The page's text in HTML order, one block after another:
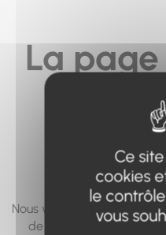
La
vous
Nous vous invitons à
de page, ou à utiliser le
Ce
cookies
le
vous